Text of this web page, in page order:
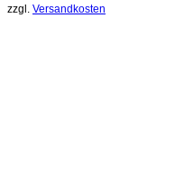
zzgl. Versandkosten